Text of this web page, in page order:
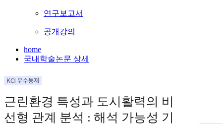
연구보고서
공개강의
home
국내학술논문 상세
근린환경 특성과 도시활력의 비
선형 관계 분석 : 해석 가능성 기